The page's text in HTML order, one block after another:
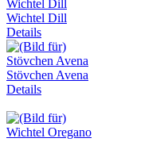
Wichtel Dill
Details
Stövchen Avena
Details